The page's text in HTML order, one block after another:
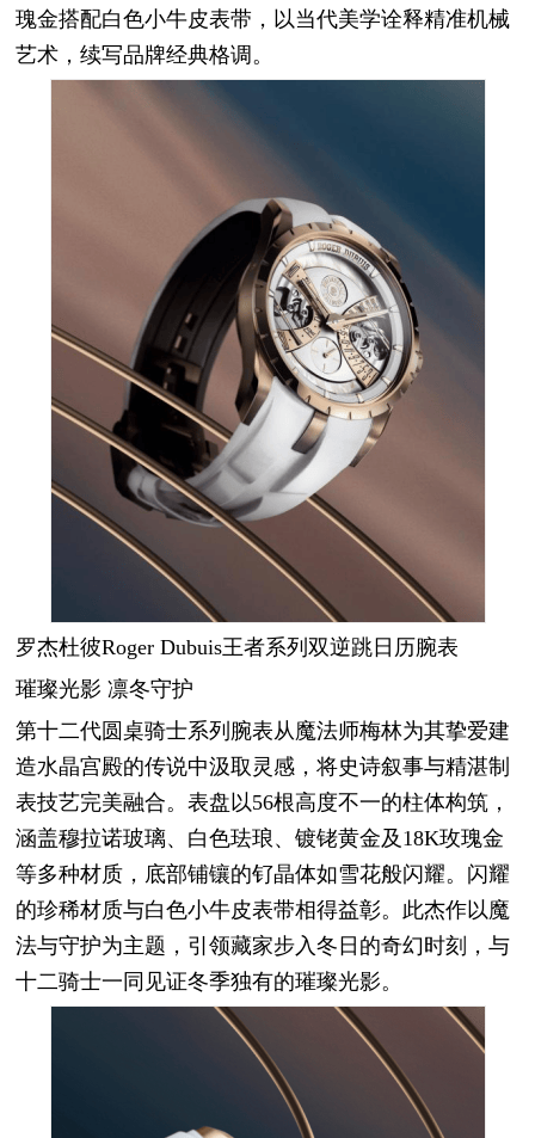
瑰金搭配白色小牛皮表带，以当代美学诠释精准机械
艺术，续写品牌经典格调。
罗杰杜彼Roger Dubuis王者系列双逆跳日历腕表
璀璨光影 凛冬守护
第十二代圆桌骑士系列腕表从魔法师梅林为其挚爱建
造水晶宫殿的传说中汲取灵感，将史诗叙事与精湛制
表技艺完美融合。表盘以56根高度不一的柱体构筑，
涵盖穆拉诺玻璃、白色珐琅、镀铑黄金及18K玫瑰金
等多种材质，底部铺镶的钌晶体如雪花般闪耀。闪耀
的珍稀材质与白色小牛皮表带相得益彰。此杰作以魔
法与守护为主题，引领藏家步入冬日的奇幻时刻，与
十二骑士一同见证冬季独有的璀璨光影。